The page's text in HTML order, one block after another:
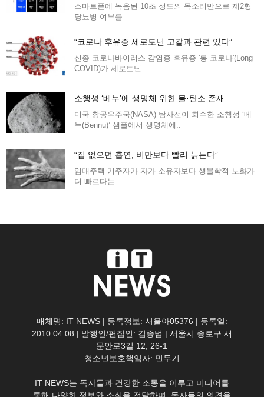
스마트폰에 녹음된 10초 정도의 목소리만으로 제2형
당뇨병 여부를..
“코로나 후유증 세로토닌 고갈과 관련 있다”
신종 코로나바이러스 감염증 후유증 '롱 코로나'(Long
COVID)가 세로토닌..
소행성 ‘베누’에 생명체 위한 물·탄소 존재
미국 항공우주국(NASA) 탐사선이 회수한 소행성 ‘베
누(Bennu)’ 샘플에서 생명체에..
“집 없으면 흡연, 비만보다 빨리 늙는다”
임대주택 거주자가 자가 소유자보다 생물학적 노화가
더 빠르다는..
매체명: IT NEWS | 등록정보: 서울아05376 | 등록일:
2010.04.08 | 발행인/편집인: 김종범 | 서울시 종로구 새
문안로3길 12, 26-1
청소년보호책임자: 민두기
IT NEWS는 독자들과 건강한 소통을 이루고 미디어를